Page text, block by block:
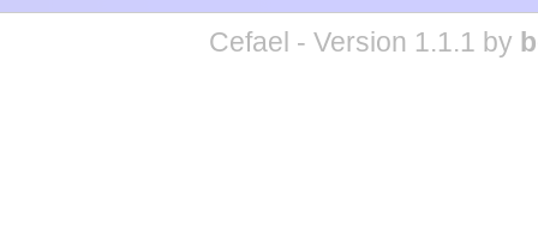
Cefael - Version 1.1.1 by